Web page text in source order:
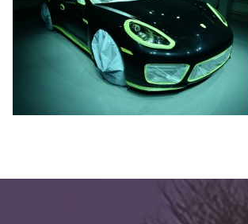
お客さまの声お問い合わせ
施工のご予約